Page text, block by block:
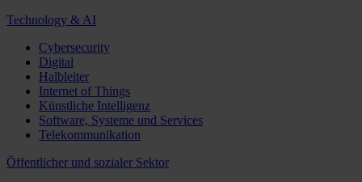
Technology & AI
Cybersecurity
Digital
Halbleiter
Internet of Things
Künstliche Intelligenz
Software, Systeme und Services
Telekommunikation
Öffentlicher und sozialer Sektor